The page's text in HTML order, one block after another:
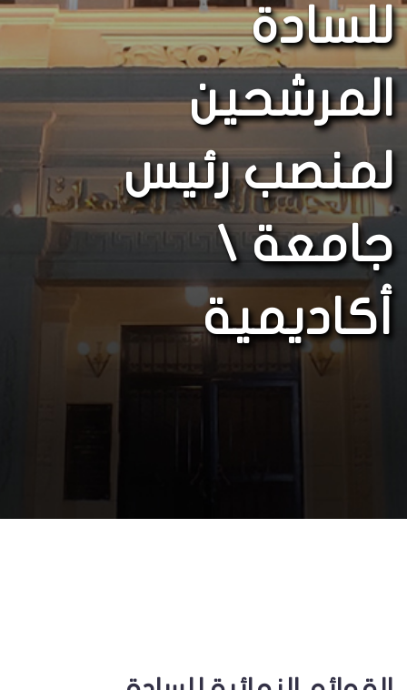
للسادة
المرشحين
لمنصب رئيس
جامعة \
أكاديمية